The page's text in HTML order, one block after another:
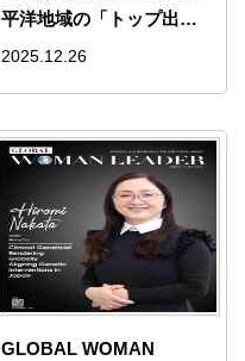
平洋地域の「トップ出生
前検査サービス2025」を
2025.12.26
GLOBAL WOMAN